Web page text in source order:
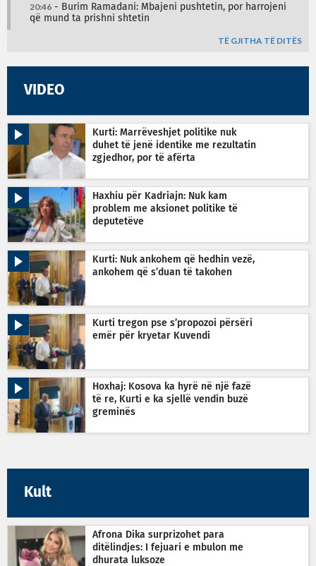
20:46 - Burim Ramadani: Mbajeni pushtetin, por harrojeni
që mund ta prishni shtetin
TË GJITHA TË DITËS
VIDEO
Kurti: Marrëveshjet politike nuk
duhet të jenë identike me rezultatin
zgjedhor, por të afërta
Haxhiu për Kadriajn: Nuk kam
problem me aksionet politike të
deputetëve
Kurti: Nuk ankohem që hedhin vezë,
ankohem që s’duan të takohen
Kurti tregon pse s’propozoi përsëri
emër për kryetar Kuvendi
Hoxhaj: Kosova ka hyrë në një fazë
të re, Kurti e ka sjellë vendin buzë
greminës
Kult
Afrona Dika surprizohet para
ditëlindjes: I fejuari e mbulon me
dhurata luksoze